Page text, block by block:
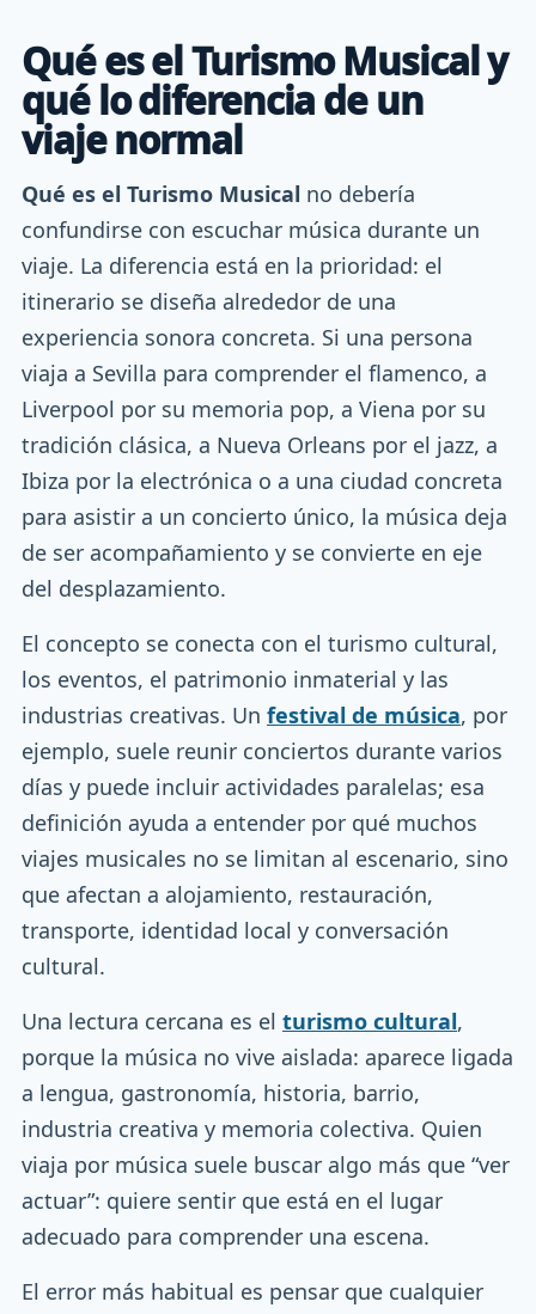
Qué es el Turismo Musical y
qué lo diferencia de un
viaje normal
Qué es el Turismo Musical no debería
confundirse con escuchar música durante un
viaje. La diferencia está en la prioridad: el
itinerario se diseña alrededor de una
experiencia sonora concreta. Si una persona
viaja a Sevilla para comprender el flamenco, a
Liverpool por su memoria pop, a Viena por su
tradición clásica, a Nueva Orleans por el jazz, a
Ibiza por la electrónica o a una ciudad concreta
para asistir a un concierto único, la música deja
de ser acompañamiento y se convierte en eje
del desplazamiento.
El concepto se conecta con el turismo cultural,
los eventos, el patrimonio inmaterial y las
industrias creativas. Un festival de música, por
ejemplo, suele reunir conciertos durante varios
días y puede incluir actividades paralelas; esa
definición ayuda a entender por qué muchos
viajes musicales no se limitan al escenario, sino
que afectan a alojamiento, restauración,
transporte, identidad local y conversación
cultural.
Una lectura cercana es el turismo cultural,
porque la música no vive aislada: aparece ligada
a lengua, gastronomía, historia, barrio,
industria creativa y memoria colectiva. Quien
viaja por música suele buscar algo más que “ver
actuar”: quiere sentir que está en el lugar
adecuado para comprender una escena.
El error más habitual es pensar que cualquier